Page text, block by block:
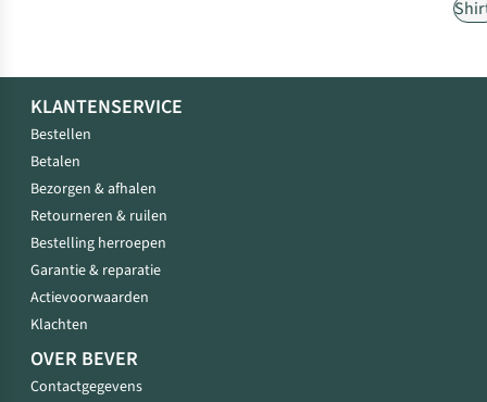
KLANTENSERVICE
Bestellen
Betalen
Bezorgen & afhalen
Retourneren & ruilen
Bestelling herroepen
Garantie & reparatie
Actievoorwaarden
Klachten
OVER BEVER
Contactgegevens